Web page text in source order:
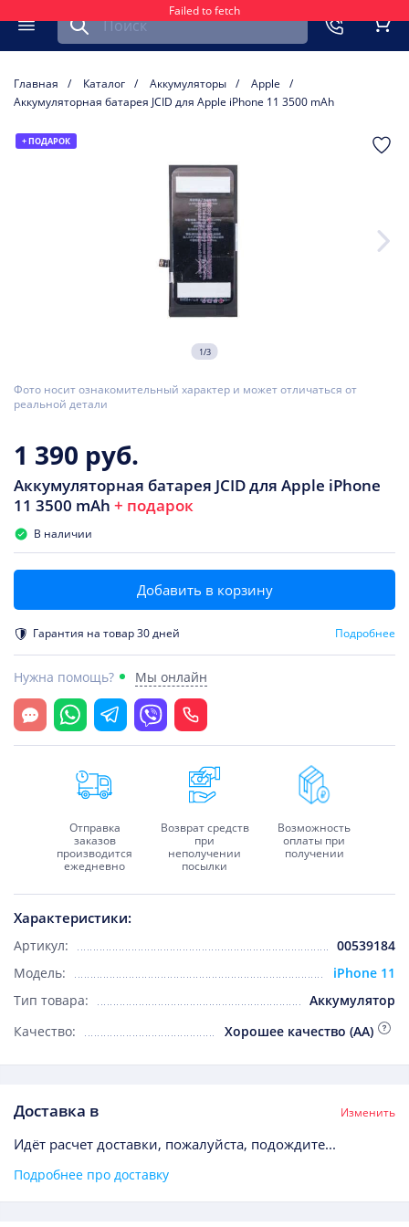
Failed to fetch
Меню
Найти запчасть для мобильного устройства
Главная Каталог Аккумуляторы
Apple
Аккумуляторная батарея JCID для Apple iPhone 11 3500 mAh
+ ПОДАРОК
1/3
Фото носит ознакомительный характер и может отличаться от
реальной детали
Характеристики:
Артикул:
00539184
Модель:
iPhone 11
Тип товара:
Аккумулятор
Качество:
Хорошее качество (AA)
1 390 руб.
Аккумуляторная батарея JCID для Apple iPhone
11 3500 mAh + подарок
В наличии
Добавить в корзину
Гарантия на товар 30 дней Подробнее
Нужна помощь? Мы онлайн
Открыть чат
WhatsappTelegramViber Позвонить
Доставка в Изменить
Идёт расчет доставки, пожалуйста, подождите...
Подробнее про доставку
Отправка
заказов
производится
ежедневно
Возврат средств
при
неполучении
посылки
Возможность
оплаты при
получении